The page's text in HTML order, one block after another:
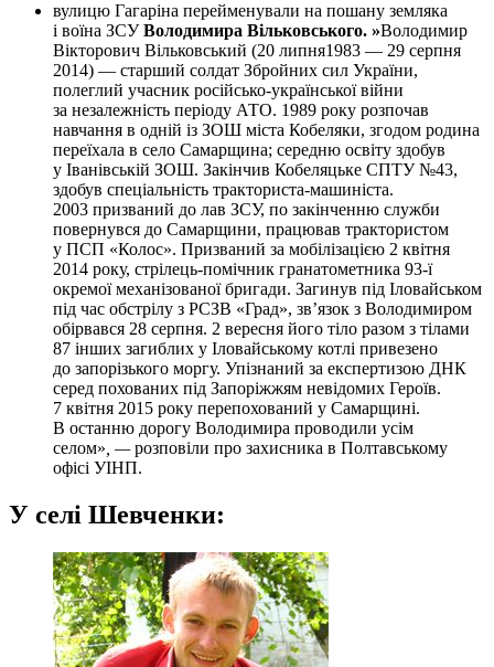
вулицю Гагаріна перейменували на пошану земляка
і воїна ЗСУВолодимира Вільковського. »Володимир
Вікторович Вільковський (20 липня1983 — 29 серпня
2014) — старший солдат Збройних сил України,
полеглий учасник російсько-української війни
за незалежність періоду АТО. 1989 року розпочав
навчання в одній із ЗОШ міста Кобеляки, згодом родина
переїхала в село Самарщина; середню освіту здобув
у Іванівській ЗОШ. Закінчив Кобеляцьке СПТУ №43,
здобув спеціальність тракториста-машиніста.
2003 призваний до лав ЗСУ, по закінченню служби
повернувся до Самарщини, працював трактористом
у ПСП «Колос». Призваний за мобілізацією 2 квітня
2014 року, стрілець-помічник гранатометника 93-ї
окремої механізованої бригади. Загинув під Іловайськом
під час обстрілу з РСЗВ «Град», зв’язок з Володимиром
обірвався 28 серпня. 2 вересня його тіло разом з тілами
87 інших загиблих у Іловайському котлі привезено
до запорізького моргу. Упізнаний за експертизою ДНК
серед похованих під Запоріжжям невідомих Героїв.
7 квітня 2015 року перепохований у Самарщині.
В останню дорогу Володимира проводили усім
селом» , —розповіли про захисника в Полтавському
офісі УІНП.
У селі Шевченки: